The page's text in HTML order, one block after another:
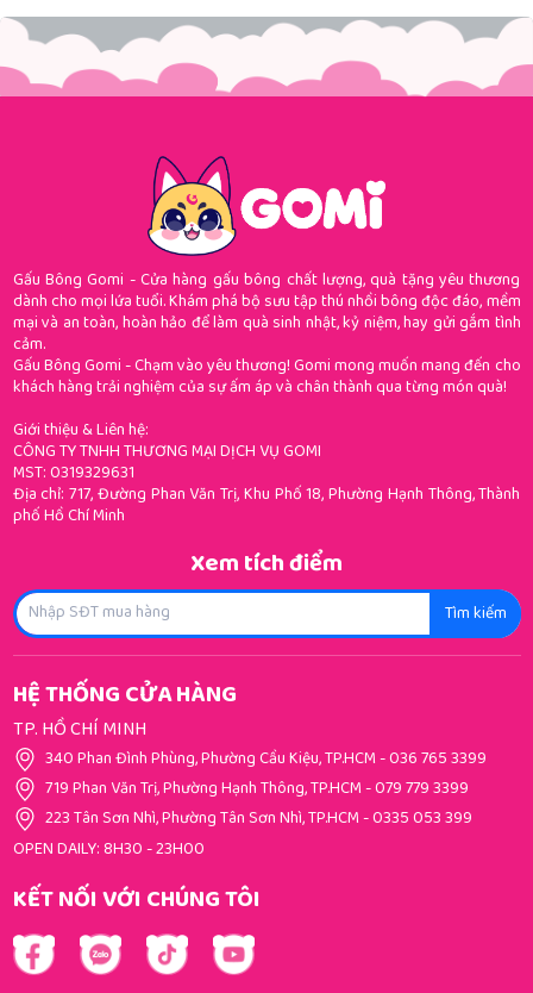
Gấu Bông Gomi - Cửa hàng gấu bông chất lượng, quà tặng yêu thương
dành cho mọi lứa tuổi. Khám phá bộ sưu tập thú nhồi bông độc đáo, mềm
mại và an toàn, hoàn hảo để làm quà sinh nhật, kỷ niệm, hay gửi gắm tình
cảm.
Gấu Bông Gomi - Chạm vào yêu thương! Gomi mong muốn mang đến cho
khách hàng trải nghiệm của sự ấm áp và chân thành qua từng món quà!
Giới thiệu & Liên hệ:
CÔNG TY TNHH THƯƠNG MẠI DỊCH VỤ GOMI
MST: 0319329631
Địa chỉ: 717, Đường Phan Văn Trị, Khu Phố 18, Phường Hạnh Thông, Thành
phố Hồ Chí Minh
Xem tích điểm
Tìm kiếm
HỆ THỐNG CỬA HÀNG
TP. HỒ CHÍ MINH
340 Phan Đình Phùng, Phường Cầu Kiệu, TP.HCM-036 765 3399
719 Phan Văn Trị, Phường Hạnh Thông, TP.HCM-079 779 3399
223 Tân Sơn Nhì, Phường Tân Sơn Nhì, TP.HCM-0335 053 399
OPEN DAILY: 8H30 - 23H00
KẾT NỐI VỚI CHÚNG TÔI